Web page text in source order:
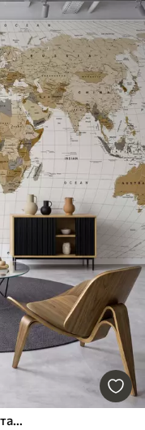
Смеђа политичка мапа света са заставама на енглеском језику